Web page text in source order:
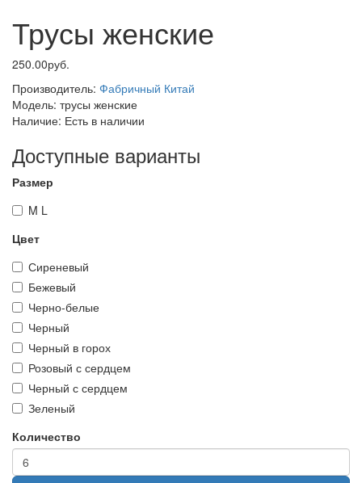
Трусы женские
250.00руб.
Производитель: Фабричный Китай
Модель: трусы женские
Наличие: Есть в наличии
Доступные варианты
Размер
M L
Цвет
Сиреневый
Бежевый
Черно-белые
Черный
Черный в горох
Розовый с сердцем
Черный с сердцем
Зеленый
Количество